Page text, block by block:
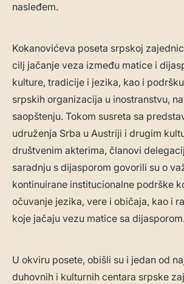
nasleđem.
Kokanovićeva poseta srpskoj
cilj jačanje veza između matice i
kulture, tradicije i jezika, kao i
srpskih organizacija u inostranstvu,
saopštenju. Tokom susreta sa
udruženja Srba u Austriji i drugim
društvenim akterima, članovi
saradnju s dijasporom govorili su o
kontinuirane institucionalne podrške
očuvanje jezika, vere i običaja, kao i
koje jačaju vezu matice sa dijasporom.
U okviru posete, obišli su i jedan od
duhovnih i kulturnih centara srpske